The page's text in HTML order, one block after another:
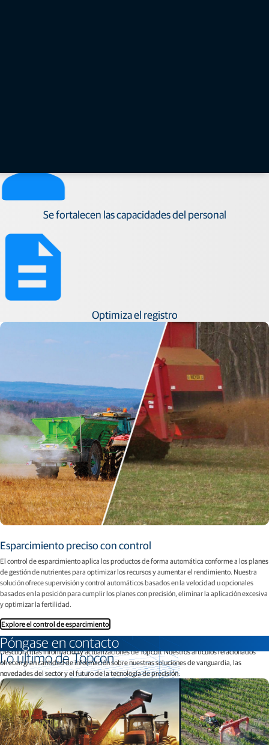
Se fortalecen las capacidades del personal
Optimiza el registro
Esparcimiento preciso con control
El control de esparcimiento aplica los productos de forma automática conforme a los planes
de gestión de nutrientes para optimizar los recursos y aumentar el rendimiento. Nuestra
solución ofrece supervisión y control automáticos basados en la velocidad u opcionales
basados en la posición para cumplir los planes con precisión, eliminar la aplicación excesiva
y optimizar la fertilidad.
Explore el control de esparcimiento
Póngase en contacto
Lo último de Topcon
Descubra más información y actualizaciones de Topcon. Nuestros artículos relacionados
ofrecen gran cantidad de información sobre nuestras soluciones de vanguardia, las
novedades del sector y el futuro de la tecnología de precisión.